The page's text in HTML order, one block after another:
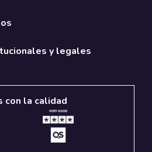
y legales
con la calidad